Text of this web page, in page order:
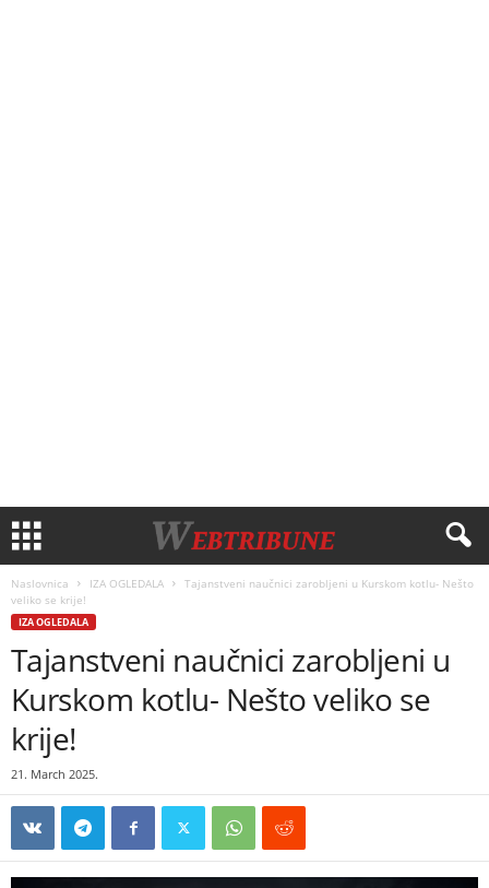
Naslovnica IZA OGLEDALA
Tajanstveni naučnici zarobljeni u Kurskom kotlu- Nešto
veliko se krije!
IZA OGLEDALA
Tajanstveni naučnici zarobljeni u
Kurskom kotlu- Nešto veliko se
krije!
21. March 2025.